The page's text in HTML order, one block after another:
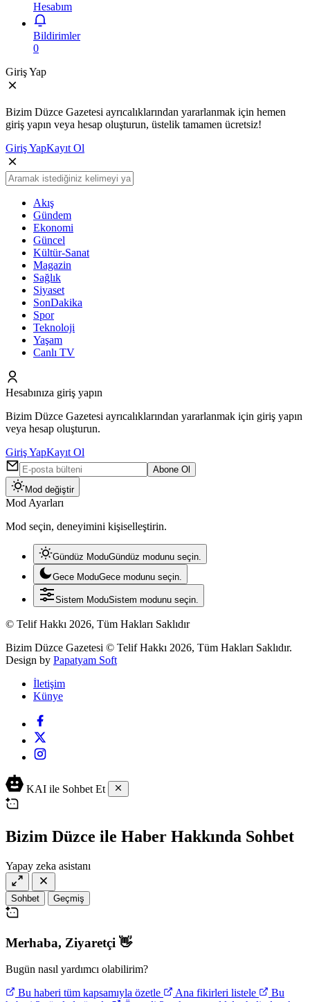
Hesabım
Bildirimler
0
Giriş Yap
Bizim Düzce Gazetesi ayrıcalıklarından yararlanmak için hemen
giriş yapın veya hesap oluşturun, üstelik tamamen ücretsiz!
Giriş YapKayıt Ol
Akış
Gündem
Ekonomi
Güncel
Kültür-Sanat
Magazin
Sağlık
Siyaset
SonDakika
Spor
Teknoloji
Yaşam
Canlı TV
Hesabınıza giriş yapın
Bizim Düzce Gazetesi ayrıcalıklarından yararlanmak için giriş yapın
veya hesap oluşturun.
Giriş YapKayıt Ol
Abone Ol
Mod değiştir
Mod Ayarları
Mod seçin, deneyimini kişiselleştirin.
Gündüz ModuGündüz modunu seçin.
Gece ModuGece modunu seçin.
Sistem ModuSistem modunu seçin.
© Telif Hakkı 2026, Tüm Hakları Saklıdır
Bizim Düzce Gazetesi © Telif Hakkı 2026, Tüm Hakları Saklıdır.
Design by Papatyam Soft
İletişim
Künye
KAI ile Sohbet Et
Bizim Düzce ile Haber Hakkında Sohbet
Yapay zeka asistanı
Sohbet Geçmiş
Merhaba, Ziyaretçi 👋
Bugün nasıl yardımcı olabilirim?
Bu haberi tüm kapsamıyla özetle
Ana fikirleri listele
Bu